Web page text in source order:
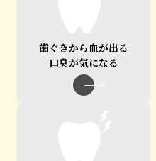
歯ぐきから血が出る
口臭が気になる